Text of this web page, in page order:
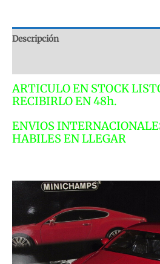
MINICHAMPS
Descripción
ARTICULO EN STOCK
RECIBIRLO EN 48h.
ENVIOS
HABILES EN LLEGAR